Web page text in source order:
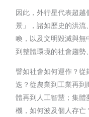
因此，外行星代表超
景」，諸如歷史的洪流
喚，以及文明毀滅與無
到整體環境的社會趨勢
譬如社會如何運作？從
迭？從農業到工業再
體再到人工智慧；集
機，如何波及個人存亡